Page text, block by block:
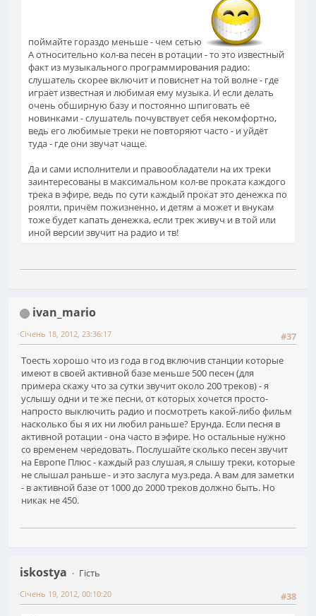
поймайте гораздо меньше - чем сетью
А относительно кол-ва песен в ротации - то это известный
факт из музыкального программирования радио:
слушатель скорее включит и повиснет на той волне - где
играет известная и любимая ему музыка. И если делать
очень обширную базу и постоянно шпиговать её
новинками - слушатель почувствует себя некомфортно,
ведь его любимые треки не повторяют часто - и уйдёт
туда - где они звучат чаще.
Да и сами исполнители и правообладатели на их треки
заинтересованы в максимальном кол-ве проката каждого
трека в эфире, ведь по сути каждый прокат это денежка по
роялти, причём пожизненно, и детям а может и внукам
тоже будет капать денежка, если трек живуч и в той или
иной версии звучит на радио и тв!
ivan_mario
#37
Січень 18, 2012, 23:36:17
Тоесть хорошо что из года в год включив станции которые
имеют в своей активной базе меньше 500 песен (для
примера скажу что за сутки звучит около 200 треков) - я
услышу одни и те же песни, от которых хочется просто-
напросто выключить радио и посмотреть какой-либо фильм
насколько бы я их ни любил раньше? Ерунда. Если песня в
активной ротации - она часто в эфире. Но остальные нужно
со временем чередовать. Послушайте сколько песен звучит
на Европе Плюс - каждый раз слушая, я слышу треки, которые
не слышал раньше - и это заслуга муз.реда. А вам для заметки
- в активной базе от 1000 до 2000 треков должно быть. Но
никак не 450.
iskostya
Гість
#38
Січень 19, 2012, 00:10:20